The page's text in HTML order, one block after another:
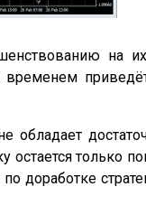
на
временем
обладает
только
доработке